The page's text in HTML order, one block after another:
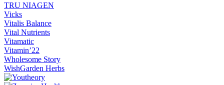
TRU NIAGEN
Vicks
Vitalis Balance
Vital Nutrients
Vitamatic
Vitamin’22
Wholesome Story
WishGarden Herbs